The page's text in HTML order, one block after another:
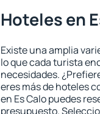
Hoteles en
Existe una amplia
lo que cada turista
necesidades.
eres más de hoteles
en Es Calo puedes
presupuesto.